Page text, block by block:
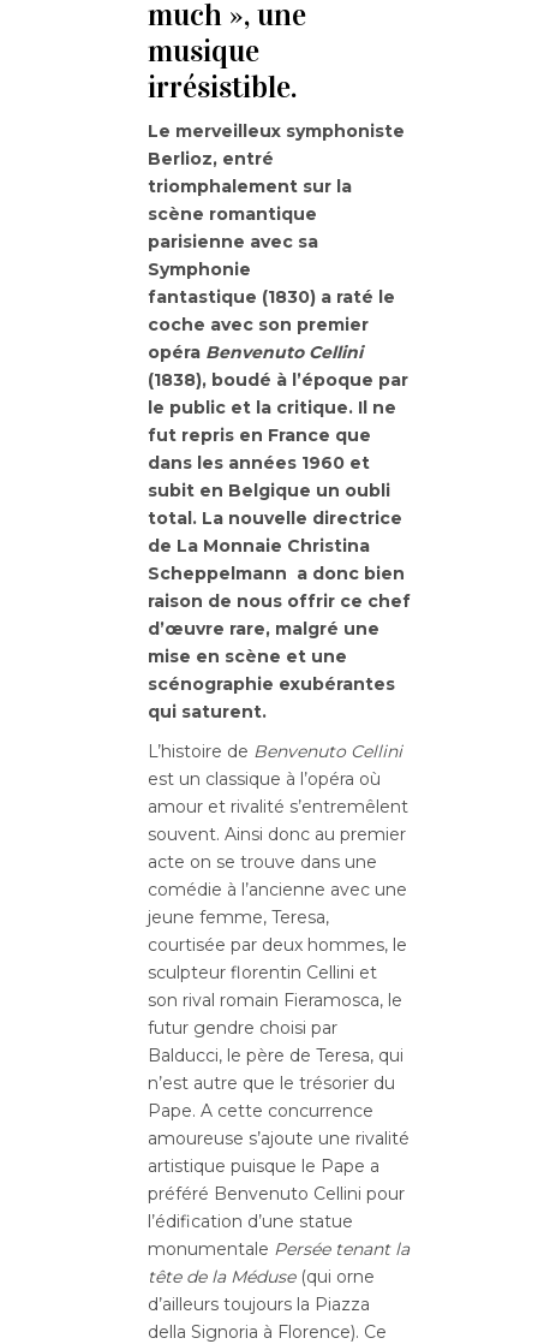
much », une
musique
irrésistible.
Le merveilleux symphoniste
Berlioz, entré
triomphalement sur la
scène romantique
parisienne avec sa
Symphonie
fantastique (1830) a raté le
coche avec son premier
opéra Benvenuto Cellini
(1838), boudé à l’époque par
le public et la critique. Il ne
fut repris en France que
dans les années 1960 et
subit en Belgique un oubli
total. La nouvelle directrice
de La Monnaie Christina
Scheppelmann a donc bien
raison de nous offrir ce chef
d’œuvre rare, malgré une
mise en scène et une
scénographie exubérantes
qui saturent.
L’histoire de Benvenuto Cellini
est un classique à l’opéra où
amour et rivalité s’entremêlent
souvent. Ainsi donc au premier
acte on se trouve dans une
comédie à l’ancienne avec une
jeune femme, Teresa,
courtisée par deux hommes, le
sculpteur florentin Cellini et
son rival romain Fieramosca, le
futur gendre choisi par
Balducci, le père de Teresa, qui
n’est autre que le trésorier du
Pape. A cette concurrence
amoureuse s’ajoute une rivalité
artistique puisque le Pape a
préféré Benvenuto Cellini pour
l’édification d’une statue
monumentale Persée tenant la
tête de la Méduse(qui orne
d’ailleurs toujours la Piazza
della Signoria à Florence). Ce